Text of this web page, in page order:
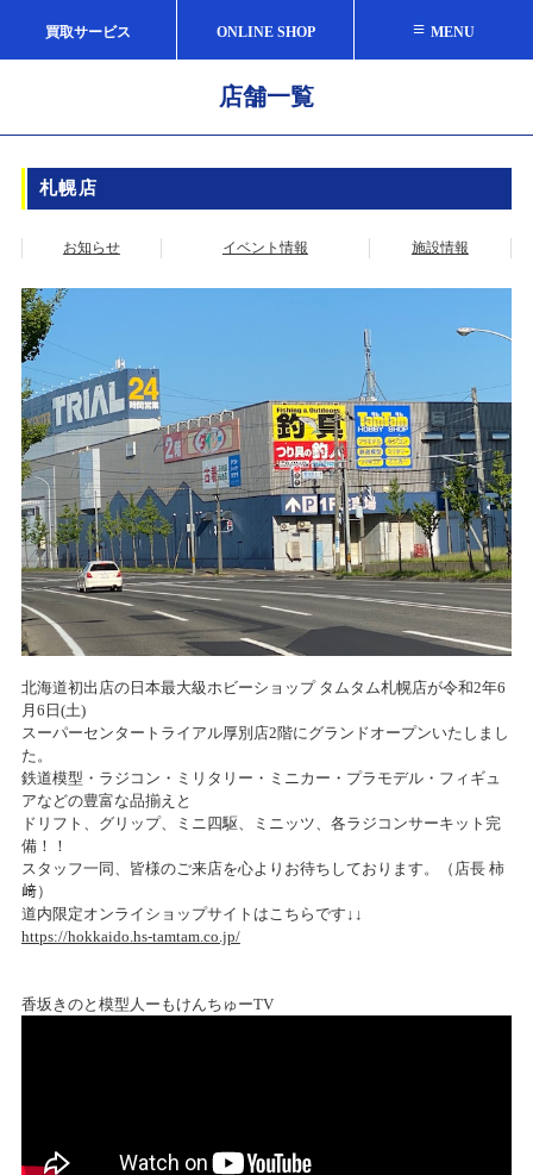
買取サービス ONLINE SHOP ≡ MENU
店舗一覧
札幌店
お知らせ イベント情報 施設情報
北海道初出店の日本最大級ホビーショップ タムタム札幌店が令和2年6
月6日(土)
スーパーセンタートライアル厚別店2階にグランドオープンいたしまし
た。
鉄道模型・ラジコン・ミリタリー・ミニカー・プラモデル・フィギュ
アなどの豊富な品揃えと
ドリフト、グリップ、ミニ四駆、ミニッツ、各ラジコンサーキット完
備！！
スタッフ一同、皆様のご来店を心よりお待ちしております。（店長 柿
﨑）
道内限定オンライショップサイトはこちらです↓↓
https://hokkaido.hs-tamtam.co.jp/
香坂きのと模型人ーもけんちゅーTV